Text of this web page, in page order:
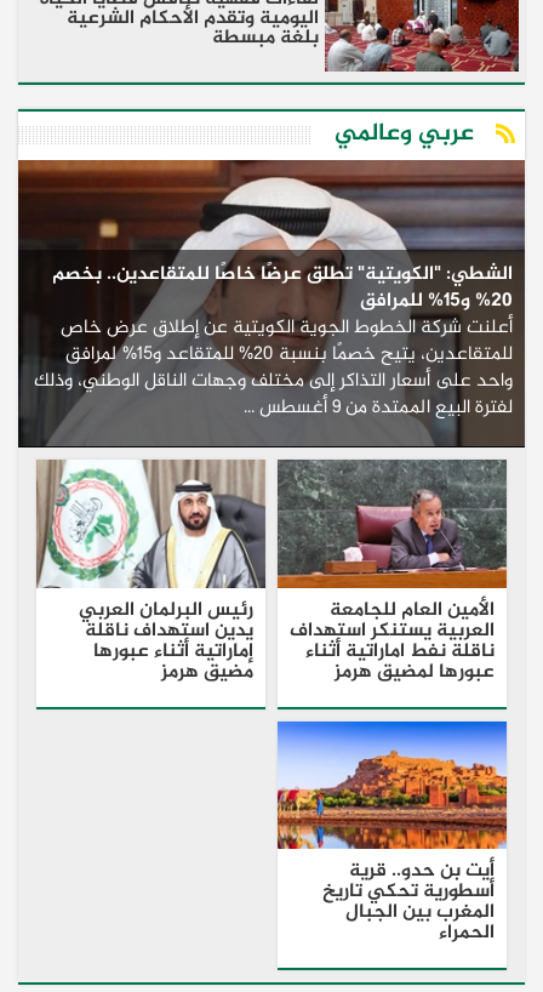
اليومية وتقدم الأحكام الشرعية
بلغة مبسطة
عربي وعالمي
الشطي: "الكويتية" تطلق عرضًا خاصًا للمتقاعدين.. بخصم
20% و15% للمرافق
أعلنت شركة الخطوط الجوية الكويتية عن إطلاق عرض خاص
للمتقاعدين، يتيح خصمًا بنسبة 20% للمتقاعد و15% لمرافق
واحد على أسعار التذاكر إلى مختلف وجهات الناقل الوطني، وذلك
لفترة البيع الممتدة من 9 أغسطس ...
الأمين العام للجامعة
العربية يستنكر استهداف
ناقلة نفط اماراتية أثناء
عبورها لمضيق هرمز
رئيس البرلمان العربي
يدين استهداف ناقلة
إماراتية أثناء عبورها
مضيق هرمز
أيت بن حدو.. قرية
أسطورية تحكي تاريخ
المغرب بين الجبال
الحمراء